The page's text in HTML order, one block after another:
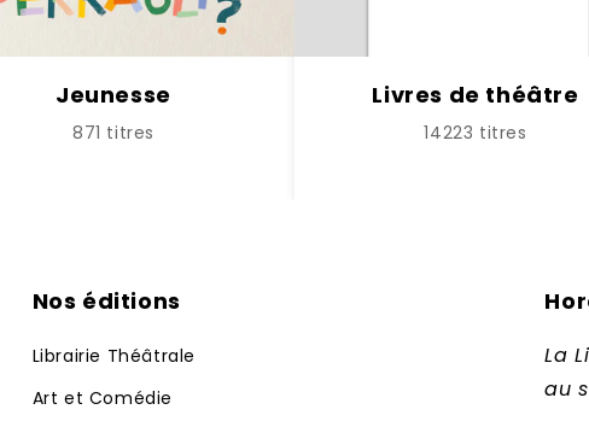
Jeunesse
871 titres
Livres de théâtre
14223 titres
Nos éditions
Librairie Théâtrale
Art et Comédie
La
au